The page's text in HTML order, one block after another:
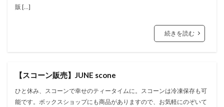
販 […]
続きを読む
【スコーン販売】JUNE scone
ひと休み、スコーンで幸せのティータイムに。スコーンは冷凍保存も可
能です。ボックスショップにも商品がありますので、お気軽にのぞいて